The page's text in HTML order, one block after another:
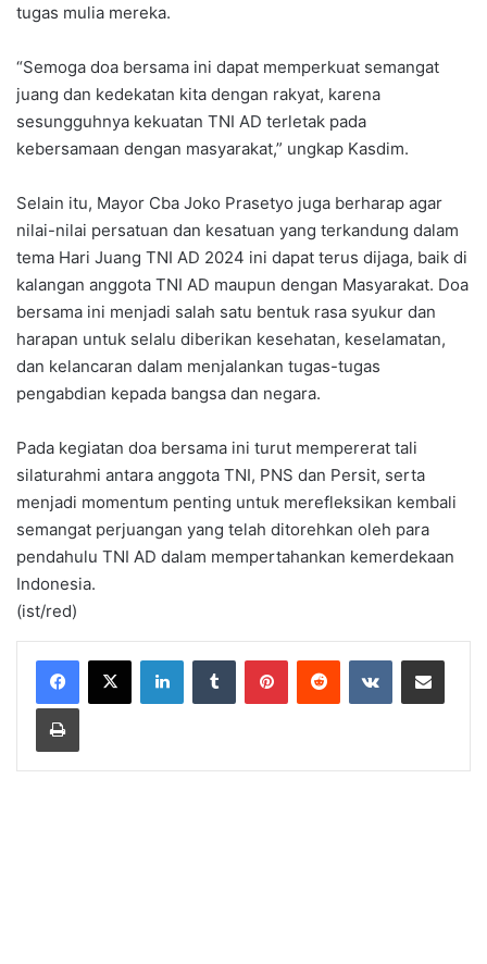
tugas mulia mereka.
“Semoga doa bersama ini dapat memperkuat semangat
juang dan kedekatan kita dengan rakyat, karena
sesungguhnya kekuatan TNI AD terletak pada
kebersamaan dengan masyarakat,” ungkap Kasdim.
Selain itu, Mayor Cba Joko Prasetyo juga berharap agar
nilai-nilai persatuan dan kesatuan yang terkandung dalam
tema Hari Juang TNI AD 2024 ini dapat terus dijaga, baik di
kalangan anggota TNI AD maupun dengan Masyarakat. Doa
bersama ini menjadi salah satu bentuk rasa syukur dan
harapan untuk selalu diberikan kesehatan, keselamatan,
dan kelancaran dalam menjalankan tugas-tugas
pengabdian kepada bangsa dan negara.
Pada kegiatan doa bersama ini turut mempererat tali
silaturahmi antara anggota TNI, PNS dan Persit, serta
menjadi momentum penting untuk merefleksikan kembali
semangat perjuangan yang telah ditorehkan oleh para
pendahulu TNI AD dalam mempertahankan kemerdekaan
Indonesia.
(ist/red)